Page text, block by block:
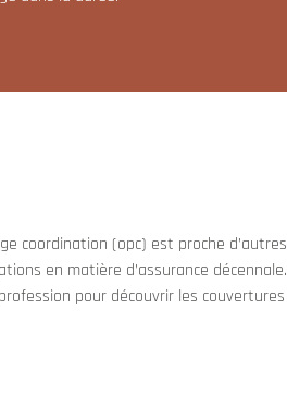
coordination (opc) est proche d’autres
en matière d’assurance décennale.
pour découvrir les couvertures